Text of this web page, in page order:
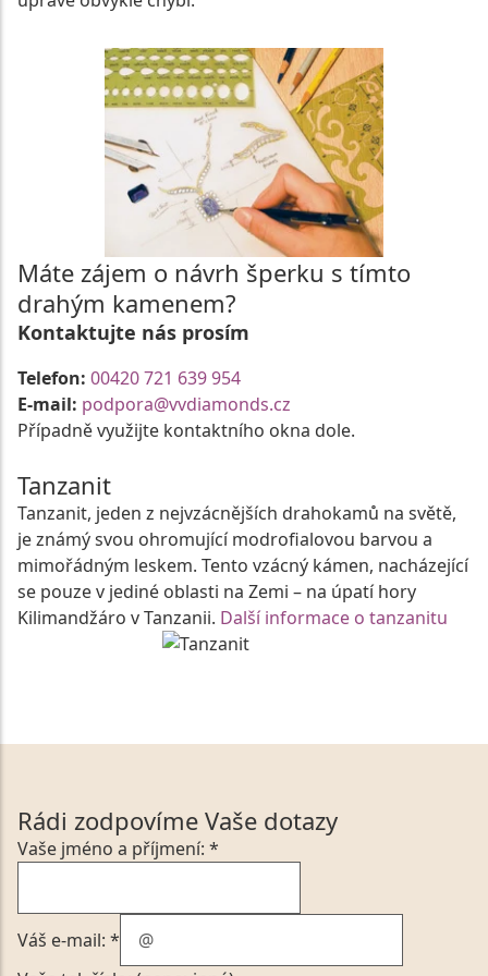
Máte zájem o návrh šperku s tímto
drahým kamenem?
Kontaktujte nás prosím
Telefon: 00420 721 639 954
E-mail: podpora@vvdiamonds.cz
Případně využijte kontaktního okna dole.
Tanzanit
Tanzanit, jeden z nejvzácnějších drahokamů na světě,
je známý svou ohromující modrofialovou barvou a
mimořádným leskem. Tento vzácný kámen, nacházející
se pouze v jediné oblasti na Zemi – na úpatí hory
Kilimandžáro v Tanzanii. Další informace o tanzanitu
Rádi zodpovíme Vaše dotazy
Vaše jméno a příjmení: *
Váš e-mail: *